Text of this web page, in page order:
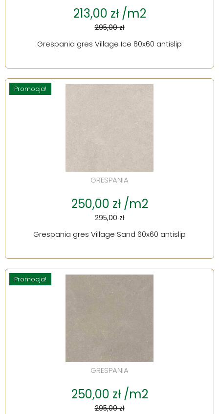
213,00 zł /m2
295,00 zł
Grespania gres Village Ice 60x60 antislip
Promocja!
GRESPANIA
250,00 zł /m2
295,00 zł
Grespania gres Village Sand 60x60 antislip
Promocja!
GRESPANIA
250,00 zł /m2
295,00 zł